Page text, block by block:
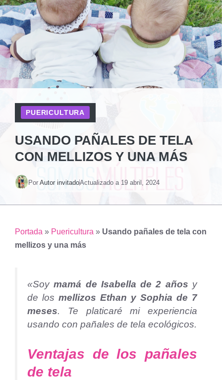
PUERICULTURA
USANDO PAÑALES DE TELA
CON MELLIZOS Y UNA MÁS
Por Autor invitadoActualizado a 19 abril, 2024
Portada » Puericultura » Usando pañales de tela con
mellizos y una más
«Soymamá de Isabella de 2 años y
de los mellizos Ethan y Sophia de 7
meses. Te platicaré mi experiencia
usando con pañales de tela ecológicos.
Ventajas de los pañales
de tela